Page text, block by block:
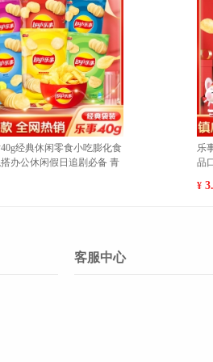
经典休闲零食小吃膨化食
办公休闲假日追剧必备 青
乐
品
¥
客服中心